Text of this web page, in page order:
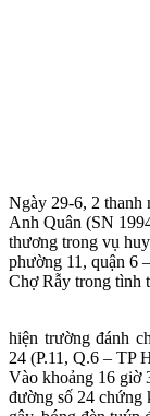
Ngày 29-6, 2 thanh
Anh Quân (SN
thương trong vụ
phường 11, quận 6
Chợ Rẫy trong tình
hiện trường đánh
24 (P.11, Q.6 – TP
Vào khoảng 16 giờ
đường số 24 chứng